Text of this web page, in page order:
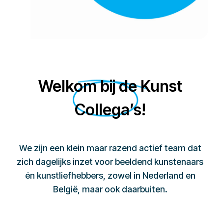
Welkom bij de Kunst
Collega’s!
We zijn een klein maar razend actief team dat
zich dagelijks inzet voor beeldend kunstenaars
én kunstliefhebbers, zowel in Nederland en
België, maar ook daarbuiten.